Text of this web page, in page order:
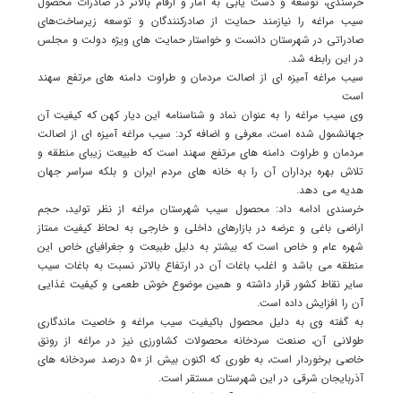
سیب مراغه را نیازمند حمایت از صادرکنندگان و توسعه زیرساخت‌های
صادراتی در شهرستان دانست و خواستار حمایت های ویژه دولت و مجلس
در این رابطه شد.
سیب مراغه آمیزه ای از اصالت مردمان و طراوت دامنه های مرتفع سهند
است
وی سیب مراغه را به عنوان نماد و شناسنامه این دیار کهن که کیفیت آن
جهانشمول شده است، معرفی و اضافه کرد: سیب مراغه آمیزه ای از اصالت
مردمان و طراوت دامنه های مرتفع سهند است که طبیعت زیبای منطقه و
تلاش بهره برداران آن را به خانه های مردم ایران و بلکه سراسر جهان
هدیه می دهد.
خرسندی ادامه داد: محصول سیب شهرستان مراغه از نظر تولید، حجم
اراضی باغی و عرضه در بازارهای داخلی و خارجی به لحاظ کیفیت ممتاز
شهره عام و خاص است که بیشتر به دلیل طبیعت و جغرافیای خاص این
منطقه می باشد و اغلب باغات آن در ارتفاع بالاتر نسبت به باغات سیب
سایر نقاط کشور قرار داشته و همین موضوع خوش طعمی و کیفیت غذایی
آن را افزایش داده است.
به گفته وی به دلیل محصول باکیفیت سیب مراغه و خاصیت ماندگاری
طولانی آن، صنعت سردخانه محصولات کشاورزی نیز در مراغه از رونق
خاصی برخوردار است، به طوری که اکنون بیش از ۵۰ درصد سردخانه های
آذربایجان شرقی در این شهرستان مستقر است.